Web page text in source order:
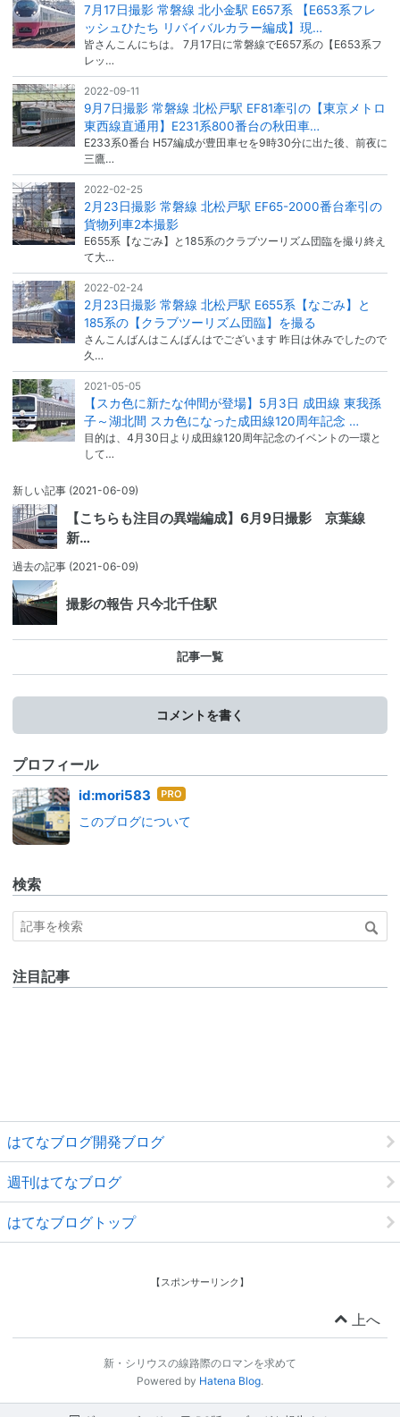
7月17日撮影 常磐線 北小金駅 E657系 【E653系フレ
ッシュひたち リバイバルカラー編成】現…
皆さんこんにちは。 7月17日に常磐線でE657系の【E653系フ
レッ…
2022-09-11
9月7日撮影 常磐線 北松戸駅 EF81牽引の【東京メトロ
東西線直通用】E231系800番台の秋田車…
E233系0番台 H57編成が豊田車セを9時30分に出た後、前夜に
三鷹…
2022-02-25
2月23日撮影 常磐線 北松戸駅 EF65-2000番台牽引の
貨物列車2本撮影
E655系【なごみ】と185系のクラブツーリズム団臨を撮り終え
て大…
2022-02-24
2月23日撮影 常磐線 北松戸駅 E655系【なごみ】と
185系の【クラブツーリズム団臨】を撮る
さんこんばんはこんばんはでございます 昨日は休みでしたので
久…
2021-05-05
【スカ色に新たな仲間が登場】5月3日 成田線 東我孫
子～湖北間 スカ色になった成田線120周年記念 …
目的は、4月30日より成田線120周年記念のイベントの一環と
して…
新しい記事 (2021-06-09)
【こちらも注目の異端編成】6月9日撮影 京葉線
新…
過去の記事 (2021-06-09)
撮影の報告 只今北千住駅
記事一覧
コメントを書く
プロフィール
id:mori583 はて
ログ
このブログについて
検索
注目記事
はてなブログ開発ブログ
週刊はてなブログ
はてなブログトップ
【スポンサーリンク】
上へ
新・シリウスの線路際のロマンを求めて
Powered by Hatena Blog.